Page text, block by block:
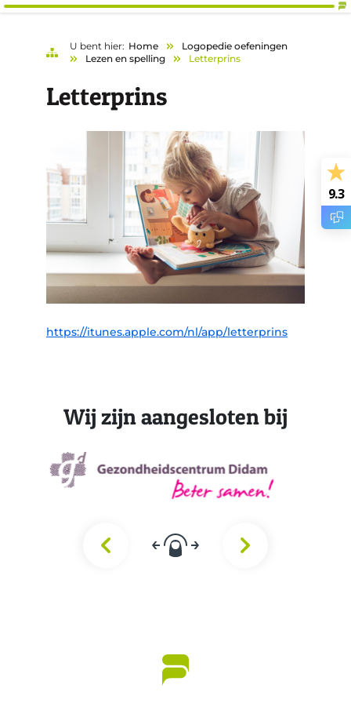
U bent hier: Home
Logopedie oefeningen
Lezen en spelling
Letterprins
Letterprins
https://itunes.apple.com/nl/app/letterprins
Wij zijn aangesloten bij
9.3